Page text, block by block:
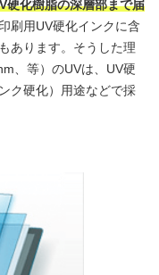
硬化樹脂の深層部まで届
刷用UV硬化インクに含
あります。そうした理
、等）のUVは、UV硬
ク硬化）用途などで採